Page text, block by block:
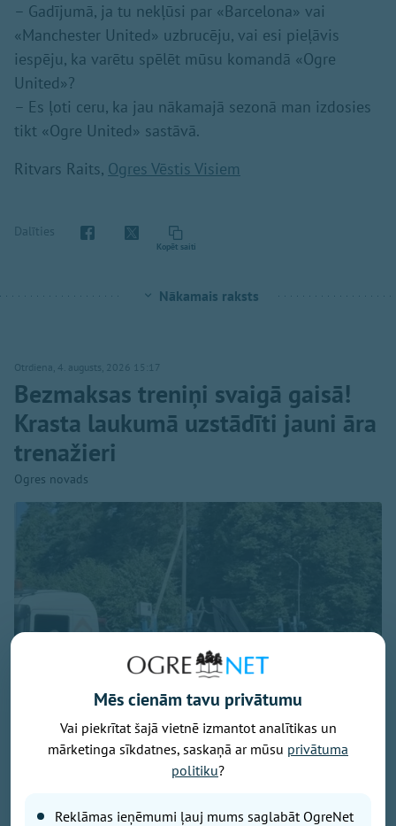
– Gadījumā, ja tu nekļūsi par «Barcelona» vai
«Manchester United» uzbrucēju, vai esi pieļāvis
iespēju, ka varētu spēlēt mūsu komandā «Ogre
United»?
– Es ļoti ceru, ka jau nākamajā sezonā man izdosies
tikt «Ogre United» sastāvā.
Ritvars Raits, Ogres Vēstis Visiem
Dalīties
Kopēt saiti
Nākamais raksts
Otrdiena, 4. augusts, 2026 15:17
Bezmaksas treniņi svaigā gaisā!
Krasta laukumā uzstādīti jauni āra
trenažieri
Ogres novads
Mēs cienām tavu privātumu
Vai piekrītat šajā vietnē izmantot analītikas un
mārketinga sīkdatnes, saskaņā ar mūsu privātuma
politiku?
Reklāmas ieņēmumi ļauj mums saglabāt OgreNet